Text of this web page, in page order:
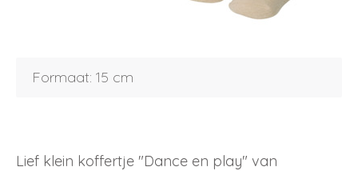
Inloggen
Formaat: 15 cm
Lief klein koffertje "Dance en play" van